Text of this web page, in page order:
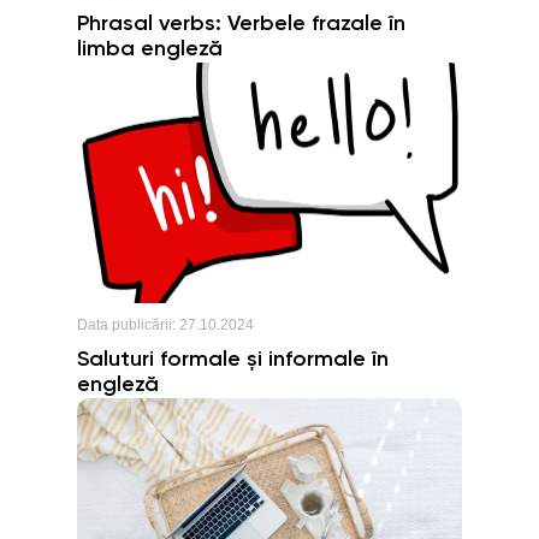
Phrasal verbs: Verbele frazale în
limba engleză
Data publicării: 27.10.2024
Saluturi formale și informale în
engleză